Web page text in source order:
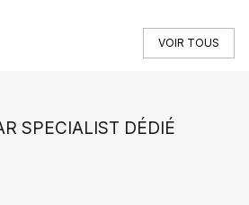
VOIR TOUS
SPECIALIST DÉDIÉ